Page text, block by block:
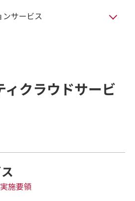
サービス
ィクラウドサービ
施要領